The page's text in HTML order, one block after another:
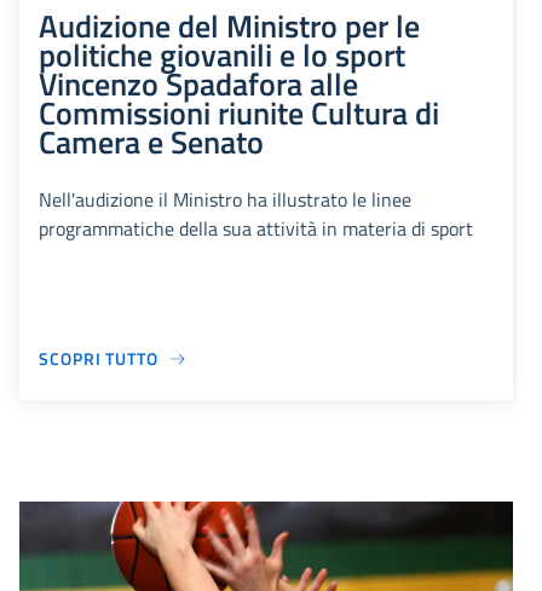
Audizione del Ministro per le
politiche giovanili e lo sport
Vincenzo Spadafora alle
Commissioni riunite Cultura di
Camera e Senato
Nell'audizione il Ministro ha illustrato le linee
programmatiche della sua attività in materia di sport
SCOPRI TUTTO